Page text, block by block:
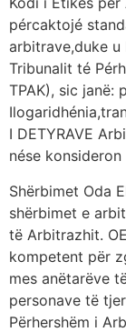
pércaktojé
arbitrave,duke
Tribunalit té
TPAK), sic janë:
I DETYRAVE
nése
Shërbimet Oda
shërbimet e
të Arbitrazhit.
kompetent për
mes anëtarëve
personave të
Përhershëm i